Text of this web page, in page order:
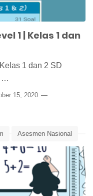
1 | Kelas 1 dan
1 dan 2 SD
…
15, 2020
Asesmen Nasional
dan Pembelajaran